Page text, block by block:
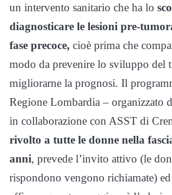
un intervento sanitario che ha lo
diagnosticare le lesioni pre-
fase precoce, cioè prima che
modo da prevenire lo sviluppo del
migliorarne la prognosi. Il
Regione Lombardia – organizzato
in collaborazione con ASST di
rivolto a tutte le donne nella
anni, prevede l’invito attivo (le
rispondono vengono richiamate)